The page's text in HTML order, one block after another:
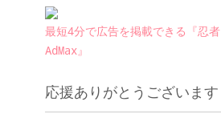
最短4分で広告を掲載できる『忍者
AdMax』
応援ありがとうございます